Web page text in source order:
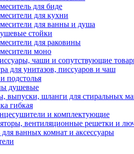
для биде
для кухни
для ванны и душа
стойки
для раковины
моно
чаши и сопутствующие
для унитазов, писсуаров и чаш
подстолья
душевые
выпуски, шланги для стиральных
гибкая
и комплектующие
вентиляционные решетки и
ванных комнат и аксессуары